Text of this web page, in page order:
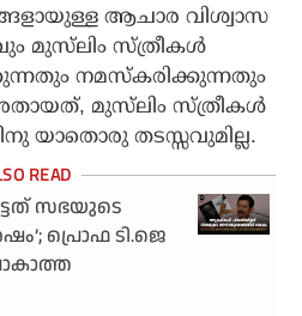
ആചാര വിശ്വാസ
മുസ്‌ലിം സ്ത്രീകള്‍
നമസ്‌കരിക്കുന്നതും
മുസ്‌ലിം സ്ത്രീകള്‍
യാതൊരു തടസ്സവുമില്ല.
സഭയുടെ
പ്രൊഫ ടി.ജെ